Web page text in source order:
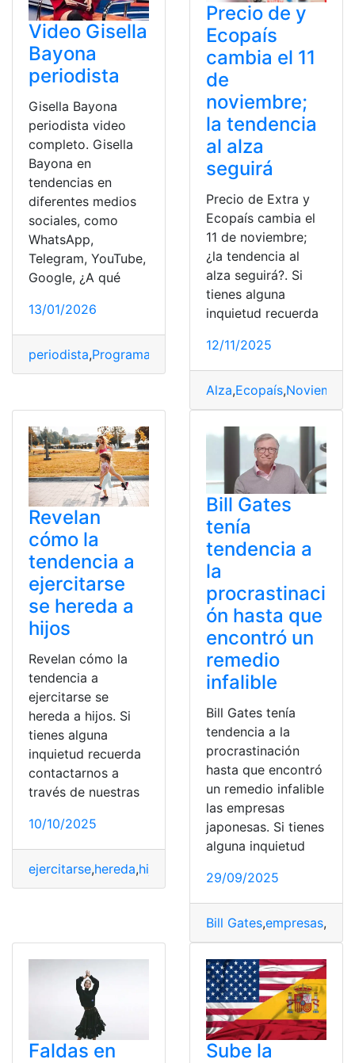
Video Gisella
Bayona
periodista
Gisella Bayona
periodista video
completo. Gisella
Bayona en
tendencias en
diferentes medios
sociales, como
WhatsApp,
Telegram, YouTube,
Google, ¿A qué
13/01/2026
periodista,Programa red social,Tendencia
Precio de y
Ecopaís
cambia el 11
de
noviembre;
la tendencia
al alza
seguirá
Precio de Extra y
Ecopaís cambia el
11 de noviembre;
¿la tendencia al
alza seguirá?. Si
tienes alguna
inquietud recuerda
12/11/2025
Alza,Ecopaís,Noviembre
Revelan
cómo la
tendencia a
ejercitarse
se hereda a
hijos
Revelan cómo la
tendencia a
ejercitarse se
hereda a hijos. Si
tienes alguna
inquietud recuerda
contactarnos a
través de nuestras
10/10/2025
ejercitarse,hereda,hijos revelan Tendencia
Bill Gates
tenía
tendencia a
la
procrastinaci
ón hasta que
encontró un
remedio
infalible
Bill Gates tenía
tendencia a la
procrastinación
hasta que encontró
un remedio infalible
las empresas
japonesas. Si tienes
alguna inquietud
29/09/2025
Bill Gates,empresas,
Faldas en
Sube la